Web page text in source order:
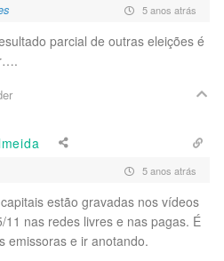
5 anos atrás
parcial de outras eleições é
5 anos atrás
estão gravadas nos vídeos
nas redes livres e nas pagas. É
emissoras e ir anotando.